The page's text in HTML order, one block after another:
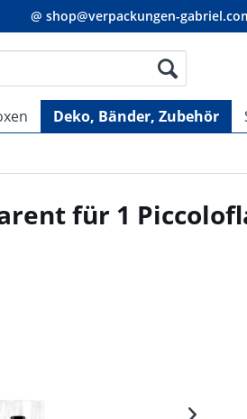
@ shop@verpackungen-
Deko, Bänder, Zubehör
für 1